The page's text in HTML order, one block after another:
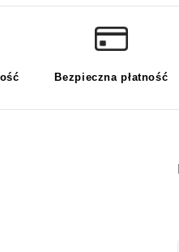
Bezpieczna płatność